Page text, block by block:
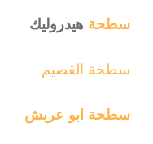
سطحة هيدروليك
سطحة القصيم
سطحة ابو عريش